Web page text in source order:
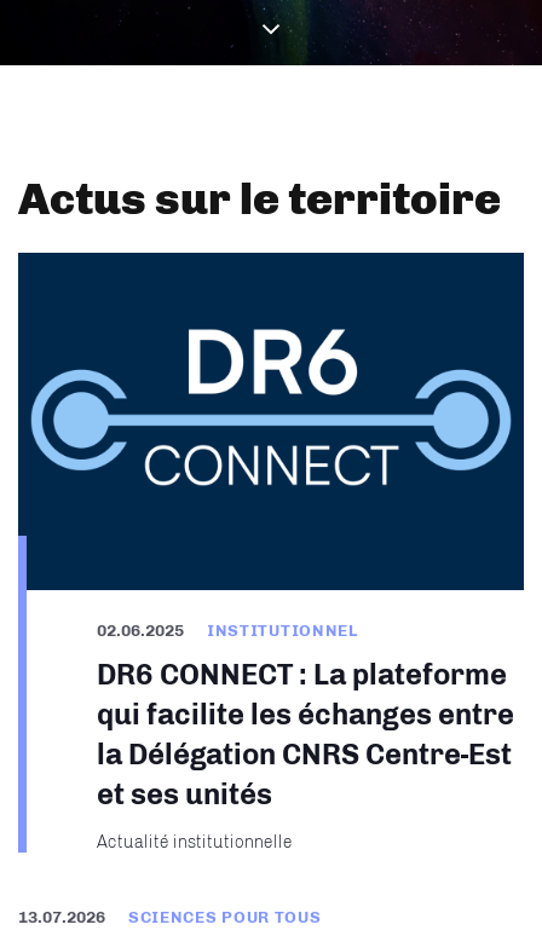
Actus sur le territoire
02.06.2025 INSTITUTIONNEL
DR6 CONNECT : La plateforme
qui facilite les échanges entre
la Délégation CNRS Centre-Est
et ses unités​
Actualité institutionnelle
13.07.2026 SCIENCES POUR TOUS